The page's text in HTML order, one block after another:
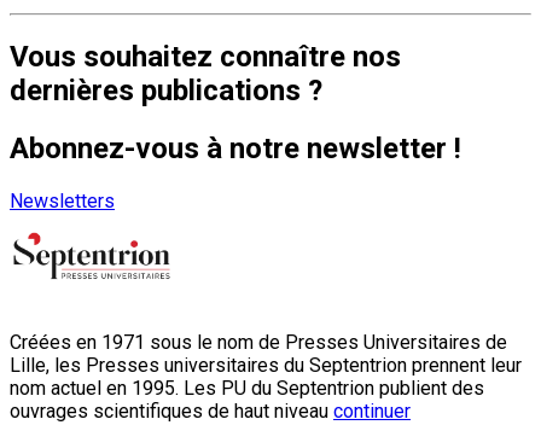
Vous souhaitez connaître nos
dernières publications ?
Abonnez-vous à notre newsletter !
Newsletters
Créées en 1971 sous le nom de Presses Universitaires de
Lille, les Presses universitaires du Septentrion prennent leur
nom actuel en 1995. Les PU du Septentrion publient des
ouvrages scientifiques de haut niveau continuer